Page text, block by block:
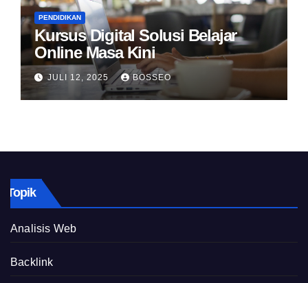
PENDIDIKAN
Kursus Digital Solusi Belajar
Online Masa Kini
JULI 12, 2025 BOSSEO
Topik
Analisis Web
Backlink